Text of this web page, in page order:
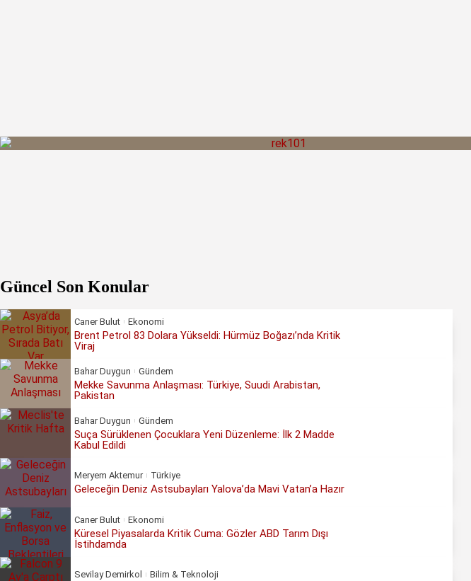
Güncel Son Konular
Caner Bulut Ekonomi
Brent Petrol 83 Dolara Yükseldi: Hürmüz Boğazı’nda Kritik
Viraj
Bahar Duygun Gündem
Mekke Savunma Anlaşması: Türkiye, Suudi Arabistan,
Pakistan
Bahar Duygun Gündem
Suça Sürüklenen Çocuklara Yeni Düzenleme: İlk 2 Madde
Kabul Edildi
Meryem Aktemur Türkiye
Geleceğin Deniz Astsubayları Yalova’da Mavi Vatan’a Hazır
Caner Bulut Ekonomi
Küresel Piyasalarda Kritik Cuma: Gözler ABD Tarım Dışı
İstihdamda
Sevilay Demirkol Bilim & Teknoloji